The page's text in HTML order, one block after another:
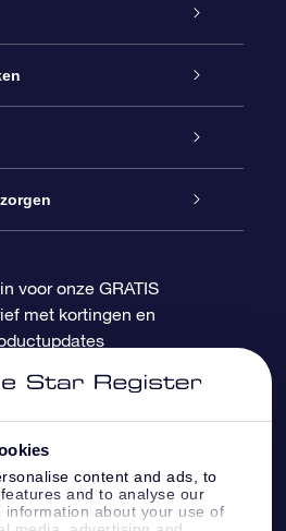
content and ads, to
and to analyse our
about your use of
sterrenpagina
App
voor onze GRATIS
met kortingen en